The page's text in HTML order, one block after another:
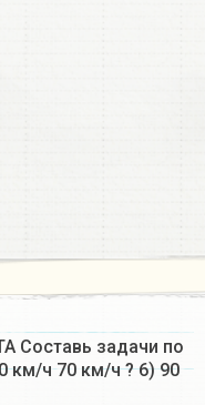
Составь задачи по
км/ч 70 км/ч ? 6) 90